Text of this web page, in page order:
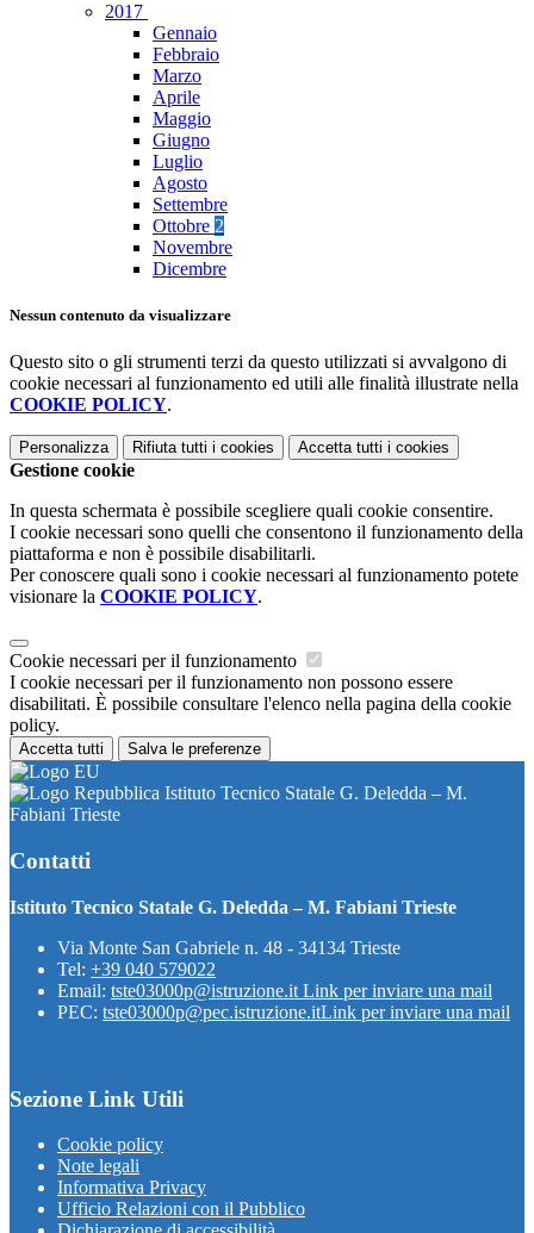
2017
Gennaio
Febbraio
Marzo
Aprile
Maggio
Giugno
Luglio
Agosto
Settembre
Ottobre 2
Novembre
Dicembre
Nessun contenuto da visualizzare
Questo sito o gli strumenti terzi da questo utilizzati si avvalgono di
cookie necessari al funzionamento ed utili alle finalità illustrate nella
COOKIE POLICY.
Personalizza Rifiuta tutti i cookies Accetta tutti i cookies
Gestione cookie
In questa schermata è possibile scegliere quali cookie consentire.
I cookie necessari sono quelli che consentono il funzionamento della
piattaforma e non è possibile disabilitarli.
Per conoscere quali sono i cookie necessari al funzionamento potete
visionare la COOKIE POLICY.
Cookie necessari per il funzionamento
I cookie necessari per il funzionamento non possono essere
disabilitati. È possibile consultare l'elenco nella pagina della cookie
policy.
Accetta tutti Salva le preferenze
Istituto Tecnico Statale G. Deledda – M.
Fabiani Trieste
Contatti
Istituto Tecnico Statale G. Deledda – M. Fabiani Trieste
Via Monte San Gabriele n. 48 - 34134 Trieste
Tel: +39 040 579022
Email: tste03000p@istruzione.it Link per inviare una mail
PEC: tste03000p@pec.istruzione.itLink per inviare una mail
Sezione Link Utili
Cookie policy
Note legali
Informativa Privacy
Ufficio Relazioni con il Pubblico